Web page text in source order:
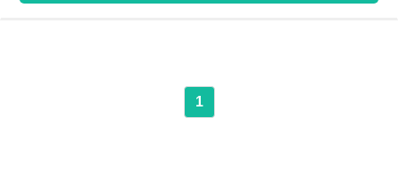
lograr la obtención del título el participante debe invertir un
1